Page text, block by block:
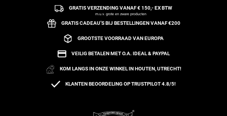
naar de contentGRATIS VERZENDING VANAF € 150,- EX BTW
m.u.v. grote en zware producten
GRATIS CADEAU’S BIJ BESTELLINGEN VANAF €200
GROOTSTE VOORRAAD VAN EUROPA
VEILIG BETALEN MET O.A. IDEAL & PAYPAL
KOM LANGS IN ONZE WINKEL IN HOUTEN, UTRECHT!
KLANTEN BEOORDELING OP TRUSTPILOT 4.8/5!